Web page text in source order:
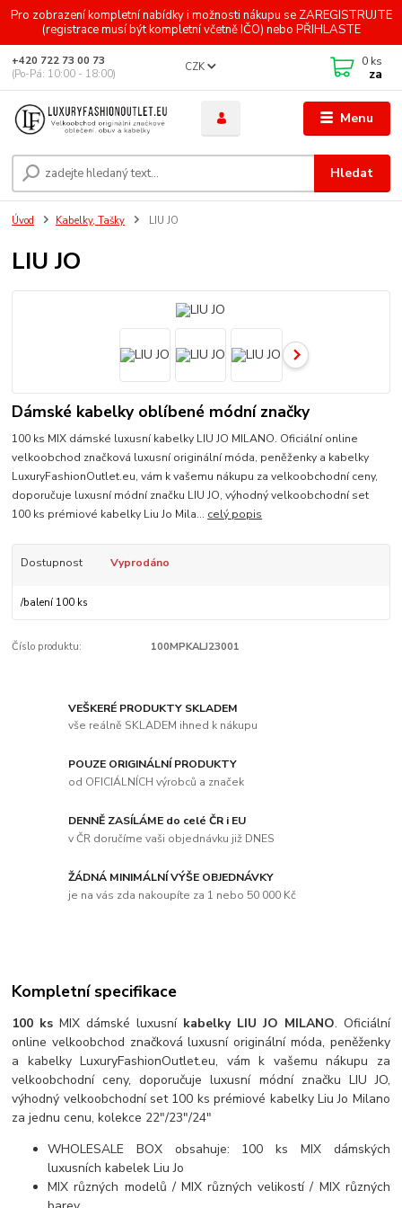
Pro zobrazení kompletní nabídky i možnosti nákupu se ZAREGISTRUJTE
(registrace musí být kompletní včetně IČO) nebo PŘIHLASTE
Menu
CZK
Hledat
+420 722 73 00 73
(Po-Pá: 10:00 - 18:00)
0 ks
za
Úvod Kabelky, Tašky LIU JO
LIU JO
Dámské kabelky oblíbené módní značky
100 ks MIX dámské luxusní kabelky LIU JO MILANO. Oficiální online
velkoobchod značková luxusní originální móda, peněženky a kabelky
LuxuryFashionOutlet.eu, vám k vašemu nákupu za velkoobchodní ceny,
doporučuje luxusní módní značku LIU JO, výhodný velkoobchodní set
100 ks prémiové kabelky Liu Jo Mila... celý popis
Dostupnost Vyprodáno
/balení 100 ks
Číslo produktu: 100MPKALJ23001
VEŠKERÉ PRODUKTY SKLADEM
vše reálně SKLADEM ihned k nákupu
POUZE ORIGINÁLNÍ PRODUKTY
od OFICIÁLNÍCH výrobců a značek
DENNĚ ZASÍLÁME do celé ČR i EU
v ČR doručíme vaši objednávku již DNES
ŽÁDNÁ MINIMÁLNÍ VÝŠE OBJEDNÁVKY
je na vás zda nakoupíte za 1 nebo 50 000 Kč
Kompletní specifikace
100 ksMIX dámské luxusní kabelky LIU JO MILANO. Oficiální
online velkoobchod značková luxusní originální móda, peněženky
a kabelky LuxuryFashionOutlet.eu, vám k vašemu nákupu za
velkoobchodní ceny, doporučuje luxusní módní značku LIU JO,
výhodný velkoobchodní set 100 ks prémiové kabelky Liu Jo Milano
za jednu cenu, kolekce 22"/23"/24"
WHOLESALE BOX obsahuje: 100 ks MIX dámských
luxusních kabelek Liu Jo
MIX různých modelů / MIX různých velikostí / MIX různých